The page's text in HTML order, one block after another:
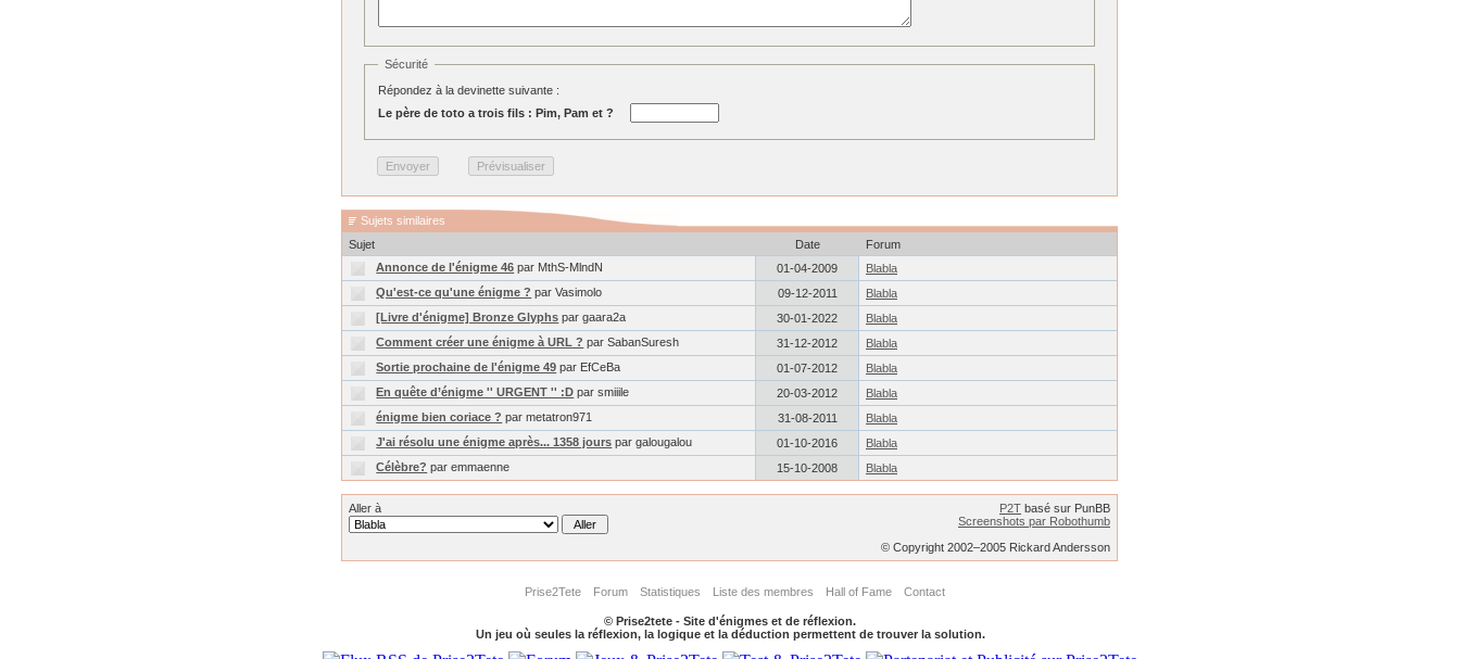
Sécurité
Répondez à la devinette suivante :
Le père de toto a trois fils : Pim, Pam et ?
Sujets similaires
Sujet
Date
Forum
Annonce de l'énigme 46 par MthS-MlndN 01-04-2009
Blabla
Qu'est-ce qu'une énigme ? par Vasimolo 09-12-2011
Blabla
[Livre d'énigme] Bronze Glyphs par gaara2a 30-01-2022
Blabla
Comment créer une énigme à URL ? par SabanSuresh 31-12-2012
Blabla
Sortie prochaine de l'énigme 49 par EfCeBa 01-07-2012
Blabla
En quête d’énigme '' URGENT '' :D par smiiile 20-03-2012
Blabla
énigme bien coriace ? par metatron971 31-08-2011
Blabla
J'ai résolu une énigme après... 1358 jours par galougalou 01-10-2016
Blabla
Célèbre? par emmaenne 15-10-2008 Blabla
Aller à P2T basé sur PunBB
Screenshots par Robothumb
© Copyright 2002–2005 Rickard Andersson
Prise2Tete Forum Statistiques Liste des membres Hall of Fame Contact
© Prise2tete - Site d'énigmes et de réflexion.
Un jeu où seules la réflexion, la logique et la déduction permettent de trouver la solution.